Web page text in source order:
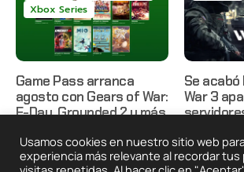
Xbox Series
Game Pass arranca
agosto con Gears of War:
E-Day, Grounded 2 y más
N3k0 Hace 2 días
Se acabó
War 3
N3k0
Usamos cookies en nuestro sitio web
experiencia más relevante al recordar